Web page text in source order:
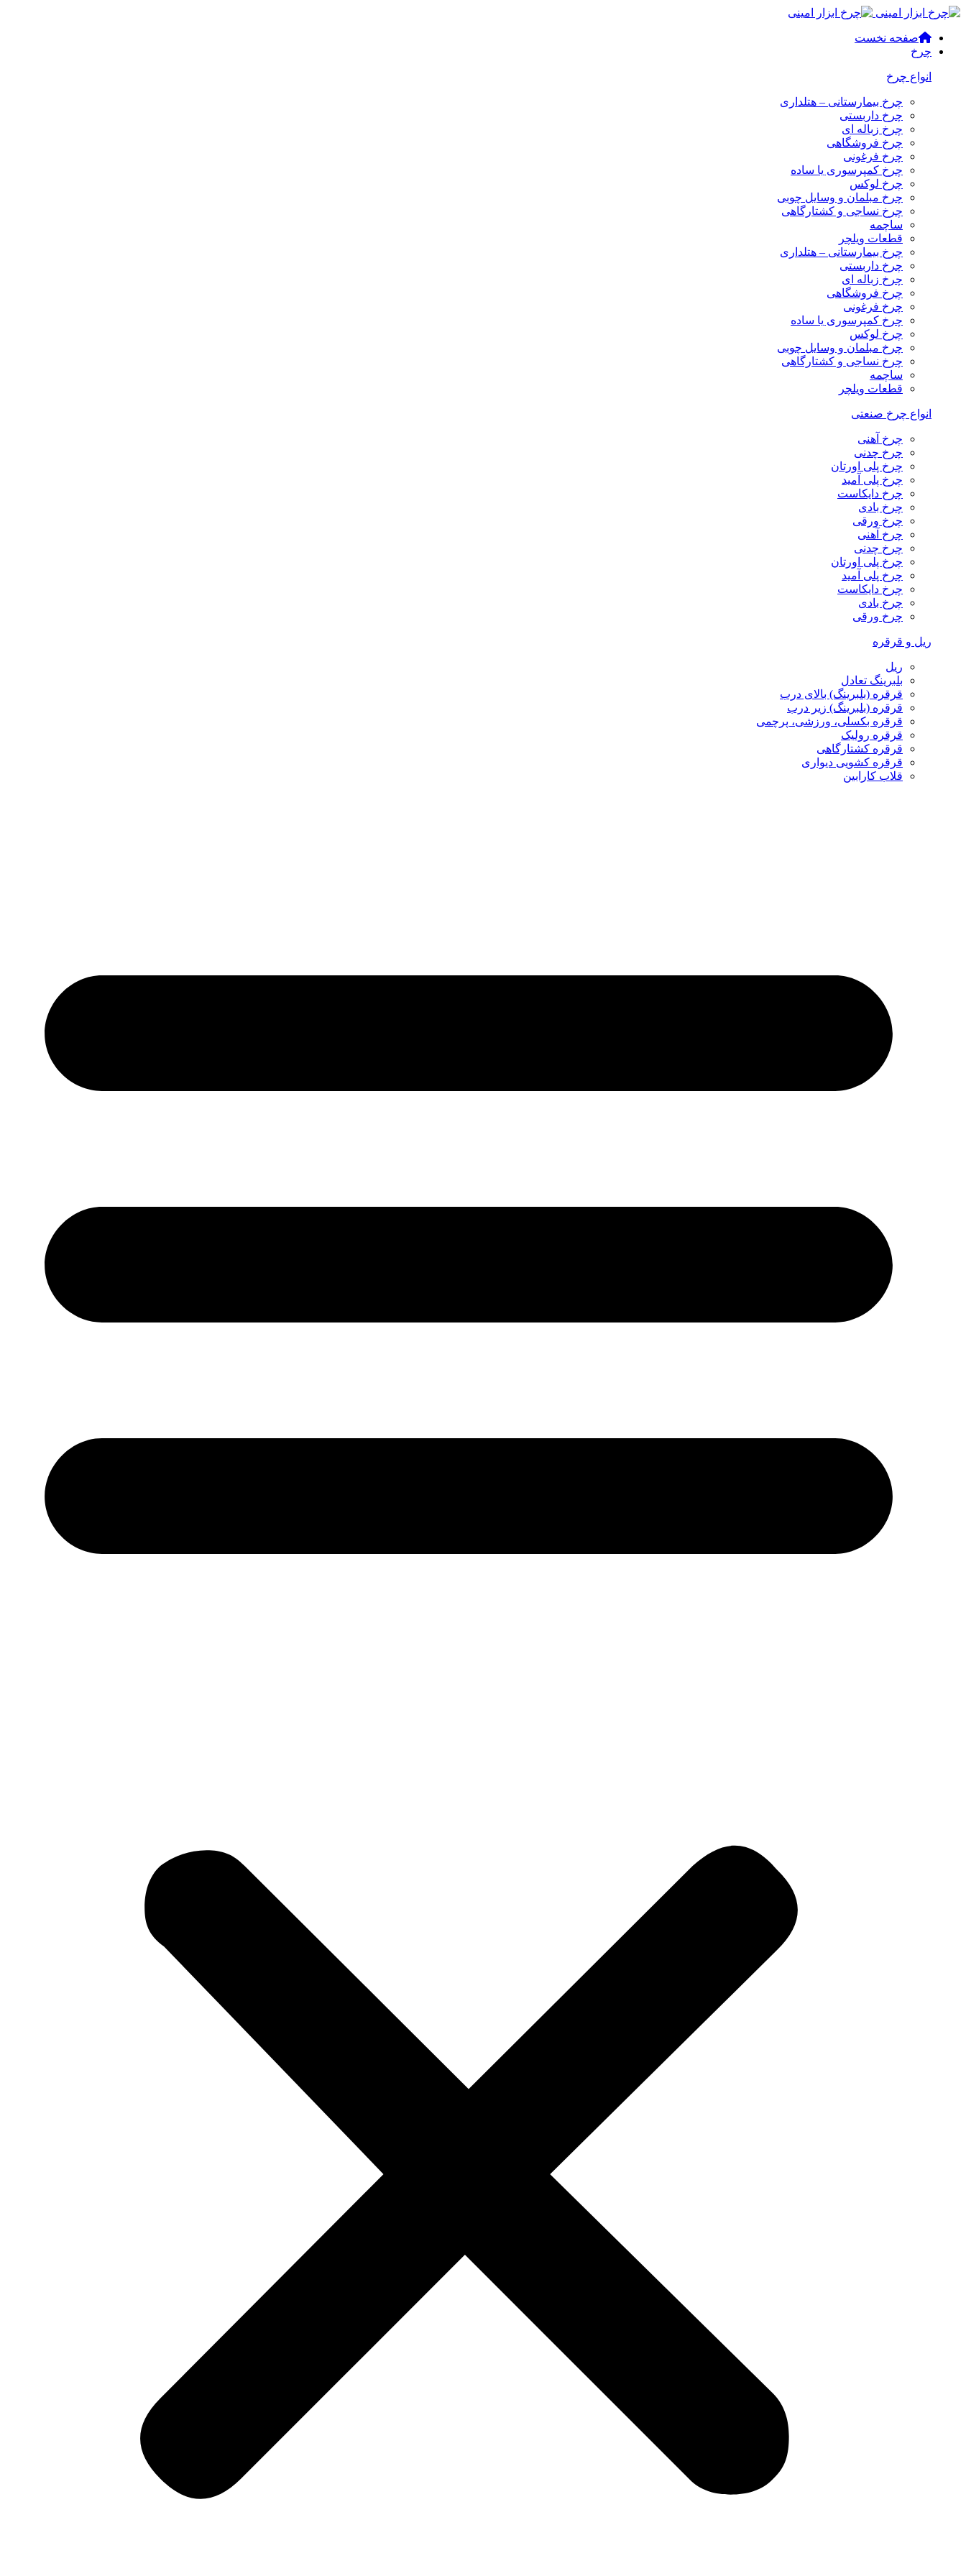
صفحه نخست
چرخ
انواع چرخ
چرخ بیمارستانی – هتلداری
چرخ داربستی
چرخ زباله ای
چرخ فروشگاهی
چرخ فرغونی
چرخ کمپرسوری یا ساده
چرخ لوکس
چرخ مبلمان و وسایل چوبی
چرخ نساجی و کشتارگاهی
ساچمه
قطعات ویلچر
چرخ بیمارستانی – هتلداری
چرخ داربستی
چرخ زباله ای
چرخ فروشگاهی
چرخ فرغونی
چرخ کمپرسوری یا ساده
چرخ لوکس
چرخ مبلمان و وسایل چوبی
چرخ نساجی و کشتارگاهی
ساچمه
قطعات ویلچر
انواع چرخ صنعتی
چرخ آهنی
چرخ چدنی
چرخ پلی اورتان
چرخ پلی آمید
چرخ دایکاست
چرخ بادی
چرخ ورقی
چرخ آهنی
چرخ چدنی
چرخ پلی اورتان
چرخ پلی آمید
چرخ دایکاست
چرخ بادی
چرخ ورقی
ریل و قرقره
ریل
بلبرینگ تعادل
قرقره (بلبرینگ) بالای درب
قرقره (بلبرینگ) زیر درب
قرقره بکسلی، ورزشی، پرچمی
قرقره رولیک
قرقره کشتارگاهی
قرقره کشویی دیواری
قلاب کارابین